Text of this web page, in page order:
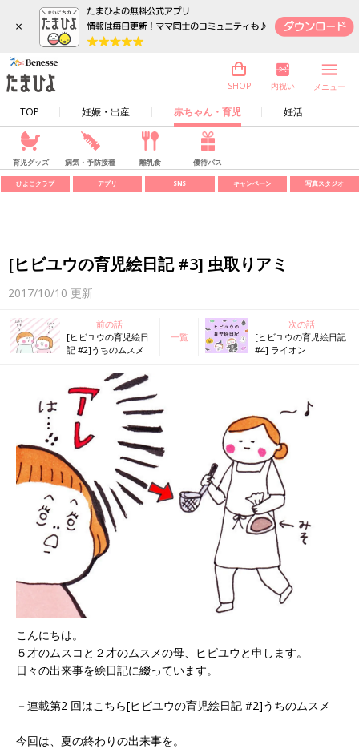
×
TOP 妊娠・出産 赤ちゃん・育児 妊活
SHOP 内祝い メニュー
育児グッズ 病気・予防接種 離乳食 優待パス
ひよこクラブ アプリ SNS キャンペーン 写真スタジオ
[ヒビユウの育児絵日記 #3] 虫取りアミ
2017/10/10 更新
前の話
[ヒビユウの育児絵日
記 #2]うちのムスメ
一覧
次の話
[ヒビユウの育児絵日記
#4] ライオン
こんにちは。
５才のムスコと ２才のムスメの母、ヒビユウと申します。
日々の出来事を絵日記に綴っています。
－連載第2 回はこちら[ヒビユウの育児絵日記 #2]うちのムスメ
今回は、夏の終わりの出来事を。